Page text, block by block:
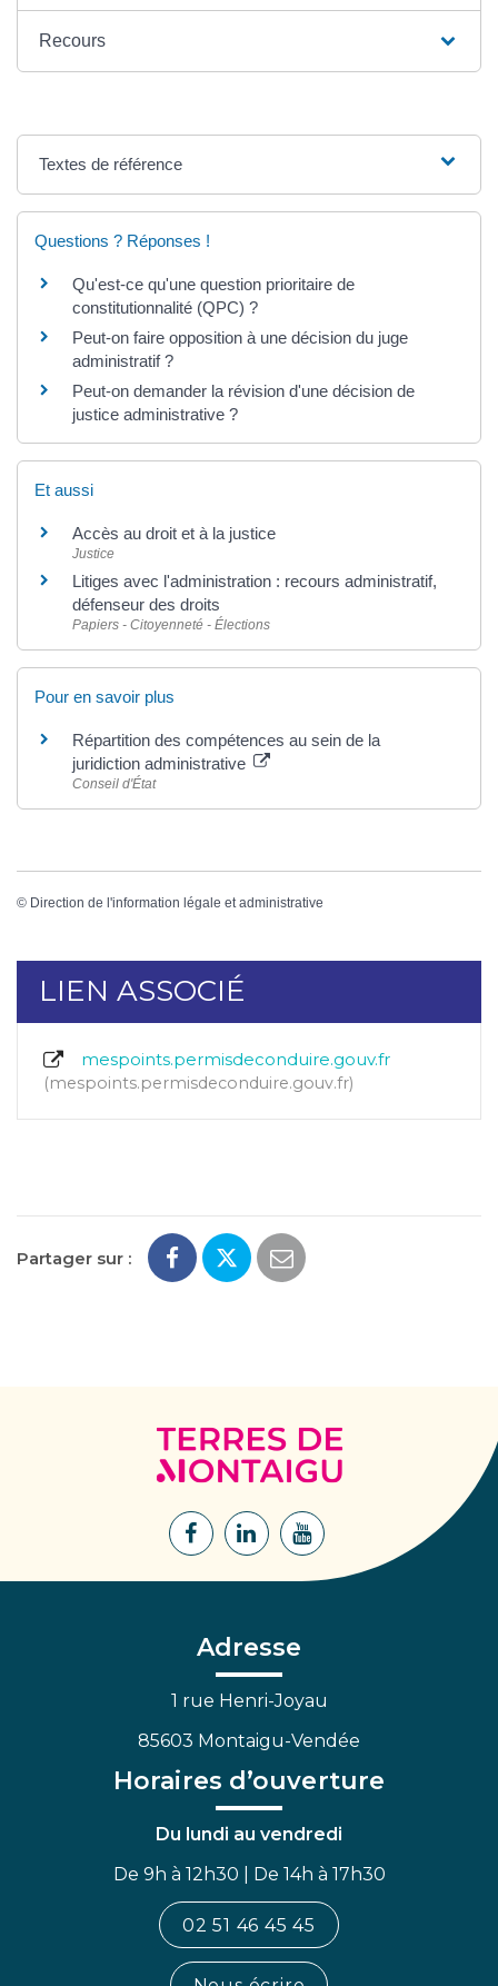
Recours
Textes de référence
Questions ? Réponses !
Qu'est-ce qu'une question prioritaire de
constitutionnalité (QPC) ?
Peut-on faire opposition à une décision du juge
administratif ?
Peut-on demander la révision d'une décision de
justice administrative ?
Et aussi
Accès au droit et à la justice
Justice
Litiges avec l'administration : recours administratif,
défenseur des droits
Papiers - Citoyenneté - Élections
Pour en savoir plus
Répartition des compétences au sein de la
juridiction administrative
Conseil d'État
© Direction de l'information légale et administrative
LIEN ASSOCIÉ
mespoints.permisdeconduire.gouv.fr
mespoints.permisdeconduire.gouv.fr
Partager sur :
Terres
de
Lien
Facebook
Lien
Linkedin
Lien
Adresse
1 rue Henri-Joyau
85603 Montaigu-Vendée
Horaires d’ouverture
Du lundi au vendredi
De 9h à 12h30 | De 14h à 17h30
02 51 46 45 45